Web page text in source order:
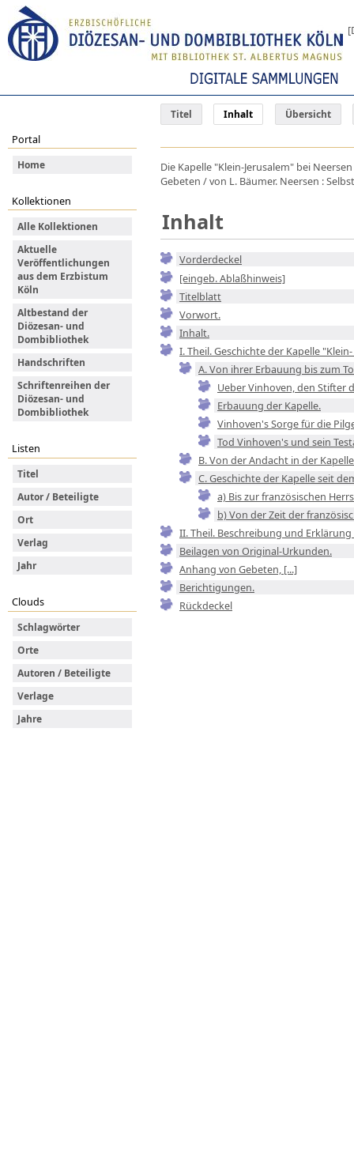
Titel Inhalt Übersicht
Portal
Home
Kollektionen
Alle Kollektionen
Aktuelle
Veröffentlichungen
aus dem Erzbistum
Köln
Altbestand der
Diözesan- und
Dombibliothek
Handschriften
Schriftenreihen der
Diözesan- und
Dombibliothek
Listen
Titel
Autor / Beteiligte
Ort
Verlag
Jahr
Clouds
Schlagwörter
Orte
Autoren / Beteiligte
Verlage
Jahre
Die Kapelle "Klein-Jerusalem" bei
Gebeten / von L. Bäumer. Neersen :
Inhalt
Vorderdeckel
[eingeb. Ablaßhinweis]
Titelblatt
Vorwort.
Inhalt.
I. Theil. Geschichte der Kapelle
A. Von ihrer Erbauung bis zum
Ueber Vinhoven, den Stifter
Erbauung der Kapelle.
Vinhoven's Sorge für die
Tod Vinhoven's und sein
B. Von der Andacht in der
C. Geschichte der Kapelle seit
a) Bis zur französischen
b) Von der Zeit der
II. Theil. Beschreibung und
Beilagen von Original-Urkunden.
Anhang von Gebeten, [...]
Berichtigungen.
Rückdeckel